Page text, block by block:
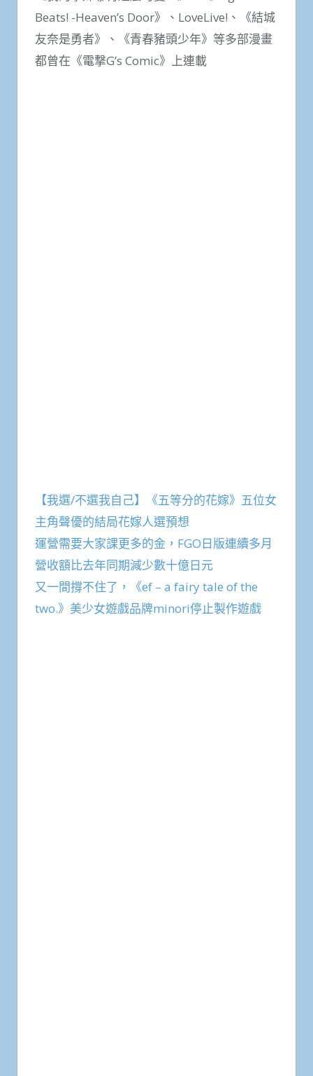
Beats! -Heaven’s Door》、LoveLive!、《結城
友奈是勇者》、《青春豬頭少年》等多部漫畫
都曾在《電撃G’s Comic》上連載
【我選/不選我自己】《五等分的花嫁》五位女
主角聲優的結局花嫁人選預想
運營需要大家課更多的金，FGO日版連續多月
營收額比去年同期減少數十億日元
又一間撐不住了，《ef – a fairy tale of the
two.》美少女遊戲品牌minori停止製作遊戲